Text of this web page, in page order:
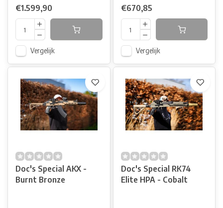
€1.599,90
Vergelijk
€670,85
Vergelijk
Doc's Special AKX -
Burnt Bronze
Doc's Special RK74
Elite HPA - Cobalt